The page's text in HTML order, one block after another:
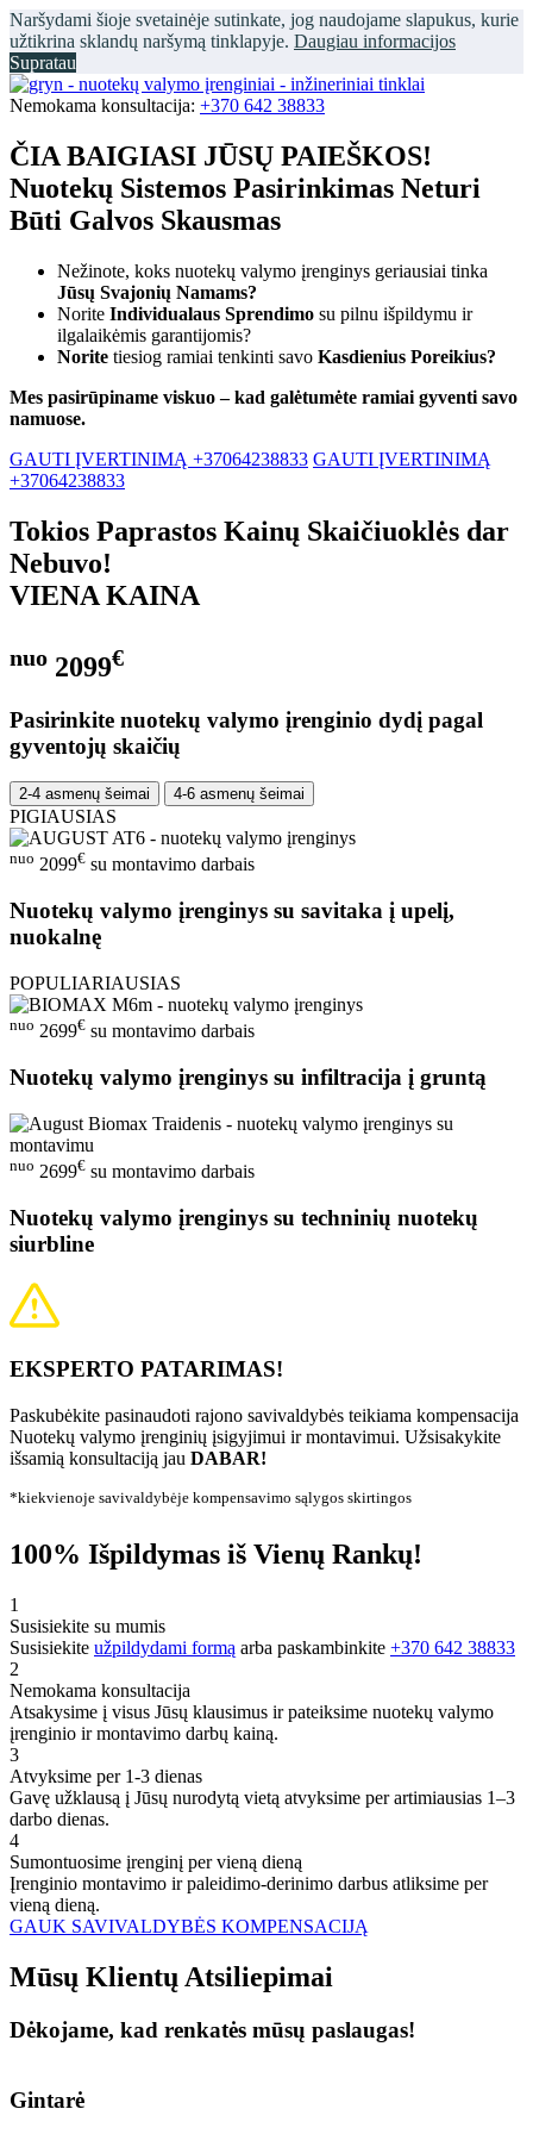
Naršydami šioje svetainėje sutinkate, jog naudojame slapukus, kurie
užtikrina sklandų naršymą tinklapyje. Daugiau informacijos
Supratau
Nemokama konsultacija: +370 642 38833
ČIA BAIGIASI JŪSŲ PAIEŠKOS!
Nuotekų Sistemos Pasirinkimas Neturi
Būti Galvos Skausmas
Nežinote, koks nuotekų valymo įrenginys geriausiai tinka
Jūsų Svajonių Namams?
Norite Individualaus Sprendimo su pilnu išpildymu ir
ilgalaikėmis garantijomis?
Norite tiesiog ramiai tenkinti savo Kasdienius Poreikius?
Mes pasirūpiname viskuo – kad galėtumėte ramiai gyventi savo
namuose.
GAUTI ĮVERTINIMĄ +37064238833 GAUTI ĮVERTINIMĄ
+37064238833
Tokios Paprastos Kainų Skaičiuoklės dar
Nebuvo!
VIENA KAINA
nuo 2099€
Pasirinkite nuotekų valymo įrenginio dydį pagal
gyventojų skaičių
2-4 asmenų šeimai 4-6 asmenų šeimai
PIGIAUSIAS
nuo 2099€ su montavimo darbais
Nuotekų valymo įrenginys su savitaka į upelį,
nuokalnę
POPULIARIAUSIAS
nuo 2699€ su montavimo darbais
Nuotekų valymo įrenginys su infiltracija į gruntą
nuo 2699€ su montavimo darbais
Nuotekų valymo įrenginys su techninių nuotekų
siurbline
EKSPERTO PATARIMAS!
Paskubėkite pasinaudoti rajono savivaldybės teikiama kompensacija
Nuotekų valymo įrenginių įsigyjimui ir montavimui. Užsisakykite
išsamią konsultaciją jau DABAR!
*kiekvienoje savivaldybėje kompensavimo sąlygos skirtingos
100% Išpildymas iš Vienų Rankų!
1
Susisiekite su mumis
Susisiekite užpildydami formą arba paskambinkite +370 642 38833
2
Nemokama konsultacija
Atsakysime į visus Jūsų klausimus ir pateiksime nuotekų valymo
įrenginio ir montavimo darbų kainą.
3
Atvyksime per 1-3 dienas
Gavę užklausą į Jūsų nurodytą vietą atvyksime per artimiausias 1–3
darbo dienas.
4
Sumontuosime įrenginį per vieną dieną
Įrenginio montavimo ir paleidimo-derinimo darbus atliksime per
vieną dieną.
GAUK SAVIVALDYBĖS KOMPENSACIJĄ
Mūsų Klientų Atsiliepimai
Dėkojame, kad renkatės mūsų paslaugas!
Gintarė